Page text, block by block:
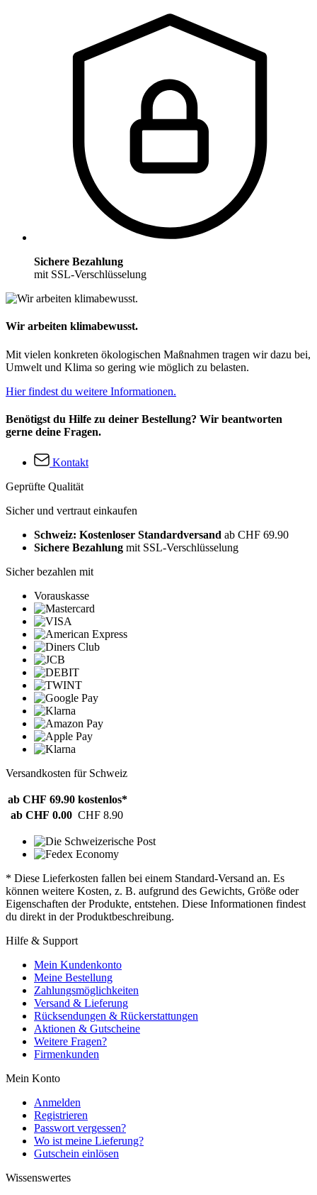
Sichere Bezahlung
mit SSL-Verschlüsselung
Wir arbeiten klimabewusst.
Mit vielen konkreten ökologischen Maßnahmen tragen wir dazu bei,
Umwelt und Klima so gering wie möglich zu belasten.
Hier findest du weitere Informationen.
Benötigst du Hilfe zu deiner Bestellung? Wir beantworten
gerne deine Fragen.
Kontakt
Geprüfte Qualität
Sicher und vertraut einkaufen
Schweiz: Kostenloser Standardversand ab CHF 69.90
Sichere Bezahlung mit SSL-Verschlüsselung
Sicher bezahlen mit
Vorauskasse
Versandkosten für Schweiz
ab CHF 69.90 kostenlos*
ab CHF 0.00 CHF 8.90
* Diese Lieferkosten fallen bei einem Standard-Versand an. Es
können weitere Kosten, z. B. aufgrund des Gewichts, Größe oder
Eigenschaften der Produkte, entstehen. Diese Informationen findest
du direkt in der Produktbeschreibung.
Hilfe & Support
Mein Kundenkonto
Meine Bestellung
Zahlungsmöglichkeiten
Versand & Lieferung
Rücksendungen & Rückerstattungen
Aktionen & Gutscheine
Weitere Fragen?
Firmenkunden
Mein Konto
Anmelden
Registrieren
Passwort vergessen?
Wo ist meine Lieferung?
Gutschein einlösen
Wissenswertes